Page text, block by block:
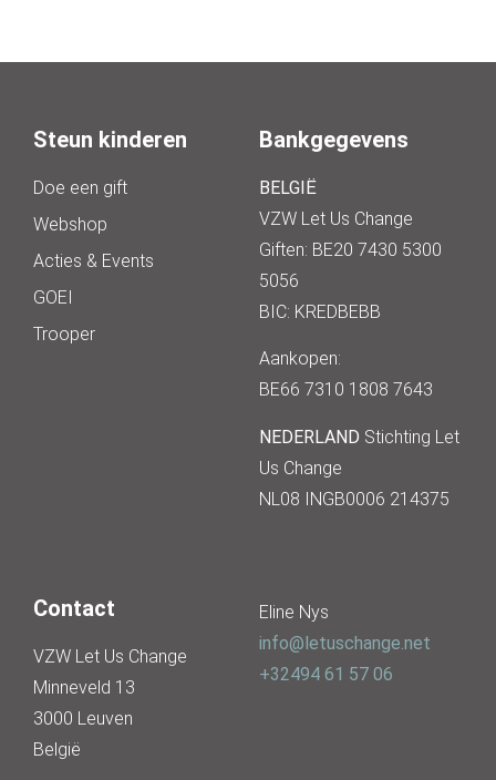
Steun kinderen
Doe een gift
Webshop
Acties & Events
GOEI
Trooper
Bankgegevens
BELGIË
VZW Let Us Change
Giften: BE20 7430 5300
5056
BIC: KREDBEBB
Aankopen:
BE66 7310 1808 7643
NEDERLAND Stichting Let
Us Change
NL08 INGB0006 214375
Contact
VZW Let Us Change
Minneveld 13
3000 Leuven
België
Eline Nys
info@letuschange.net
+32494 61 57 06